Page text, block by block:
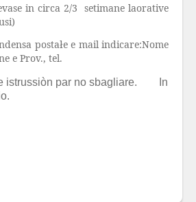
in circa 2/3 setimane laorative
postałe e mail indicare:Nome
e Prov., tel.
istrussiòn par no sbagliare.
In